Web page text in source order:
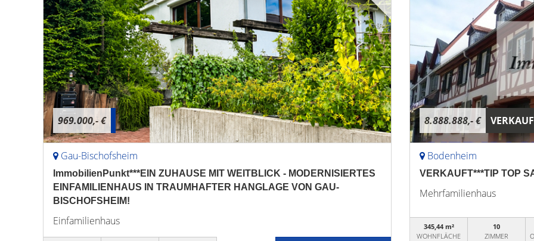
969.000,- €
Gau-Bischofsheim
ImmobilienPunkt***EIN ZUHAUSE MIT WEITBLICK - MODERNISIERTES
EINFAMILIENHAUS IN TRAUMHAFTER HANGLAGE VON GAU-
BISCHOFSHEIM!
Einfamilienhaus
8.888.888,- €
Bodenheim
VERKAUFT***TIP TOP
Mehrfamilienhaus
345,44 m²
WOHNFLÄCHE
10
ZIMMER